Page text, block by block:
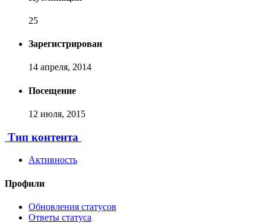
25
Зарегистрирован
14 апреля, 2014
Посещение
12 июля, 2015
Тип контента
Активность
Профили
Обновления статусов
Ответы статуса